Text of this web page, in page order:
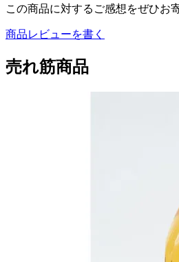
この商品に対するご感想をぜひお
商品レビューを書く
売れ筋商品